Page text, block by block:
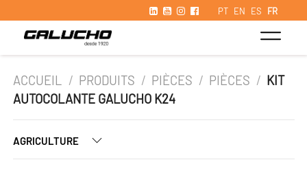
PT EN ES FR
ACCUEIL / PRODUITS / PIÈCES / PIÈCES / KIT
AUTOCOLANTE GALUCHO K24
AGRICULTURE